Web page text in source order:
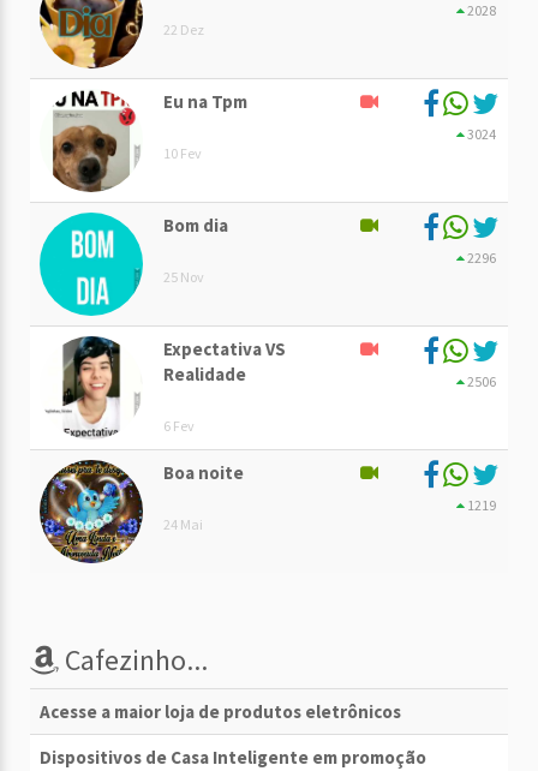
22 Dez
2028
Eu na Tpm
10 Fev
3024
Bom dia
25 Nov
2296
Expectativa VS
Realidade
6 Fev
2506
Boa noite
24 Mai
1219
Cafezinho...
Acesse a maior loja de produtos eletrônicos
Dispositivos de Casa Inteligente em promoção